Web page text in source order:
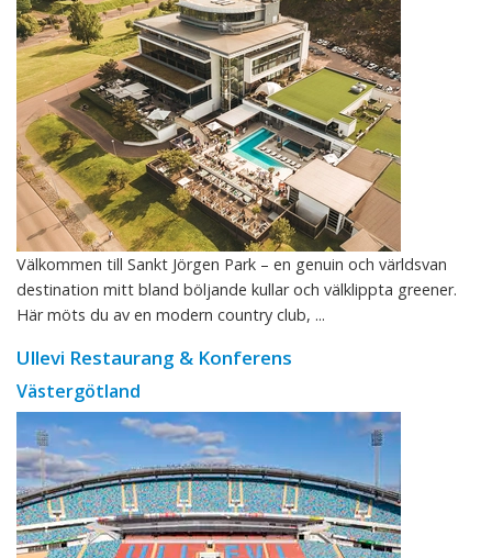
Välkommen till Sankt Jörgen Park – en genuin och världsvan
destination mitt bland böljande kullar och välklippta greener.
Här möts du av en modern country club, ...
Ullevi Restaurang & Konferens
Västergötland